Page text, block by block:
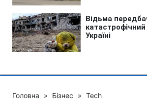
Головна » Бізнес » Tech